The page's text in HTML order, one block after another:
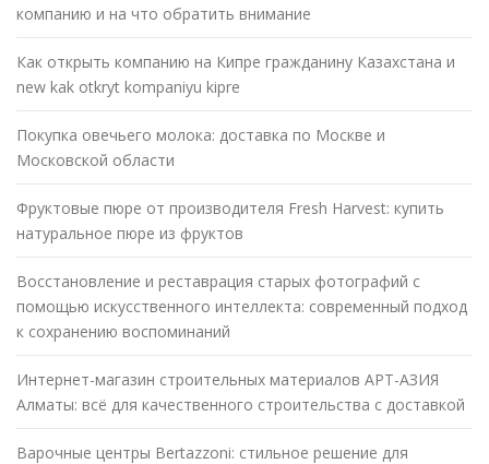
компанию и на что обратить внимание
Как открыть компанию на Кипре гражданину Казахстана и
new kak otkryt kompaniyu kipre
Покупка овечьего молока: доставка по Москве и
Московской области
Фруктовые пюре от производителя Fresh Harvest: купить
натуральное пюре из фруктов
Восстановление и реставрация старых фотографий с
помощью искусственного интеллекта: современный подход
к сохранению воспоминаний
Интернет-магазин строительных материалов АРТ-АЗИЯ
Алматы: всё для качественного строительства с доставкой
Варочные центры Bertazzoni: стильное решение для